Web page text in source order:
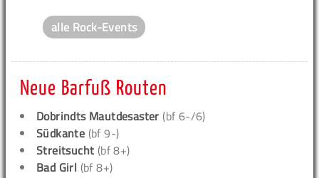
alle Rock-Events
Neue Barfuß Routen
Dobrindts Mautdesaster (bf 6-/6)
Südkante (bf 9-)
Streitsucht (bf 8+)
Bad Girl (bf 8+)